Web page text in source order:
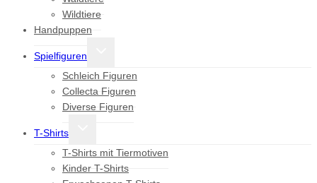
Wildtiere
Handpuppen
Spielfiguren
Schleich Figuren
Collecta Figuren
Diverse Figuren
T-Shirts
T-Shirts mit Tiermotiven
Kinder T-Shirts